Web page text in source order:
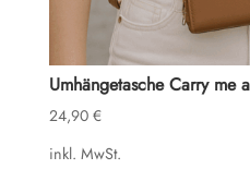
Umhängetasche Carry me
24,90 €
inkl. MwSt.